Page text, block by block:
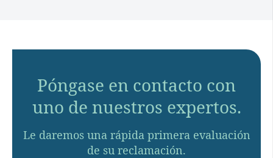
Póngase en contacto con
uno de nuestros expertos.
Le daremos una rápida primera evaluación
de su reclamación.